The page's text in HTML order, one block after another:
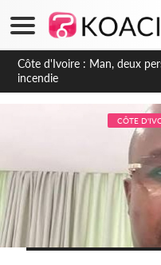
Côte d'Ivoire : Séileu, la
transformée en vaste
dépigmentants dangereux
CÔTE